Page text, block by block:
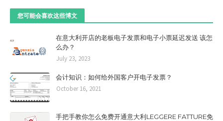
您可能会喜欢这些博文
在意大利开店的老板电子发票和电子小票延迟发送 该怎
么办？
July 23, 2023
会计知识：如何给外国客户开电子发票？
October 16, 2021
手把手教你怎么免费开通意大利LEGGERE FATTURE免